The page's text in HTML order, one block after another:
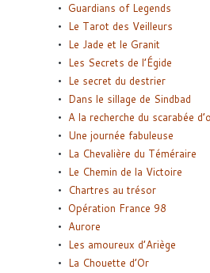
Guardians of Legends
Le Tarot des Veilleurs
Le Jade et le Granit
Les Secrets de l’Égide
Le secret du destrier
Dans le sillage de Sindbad
A la recherche du scarabée
Une journée fabuleuse
La Chevalière du Téméraire
Le Chemin de la Victoire
Chartres au trésor
Opération France 98
Aurore
Les amoureux d’Ariège
La Chouette d’Or